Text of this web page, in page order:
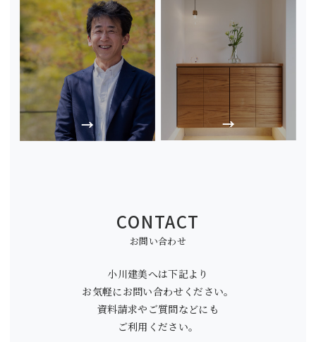
CONTACT
お問い合わせ
小川建美へは下記より
お気軽にお問い合わせください。
資料請求やご質問などにも
ご利用ください。